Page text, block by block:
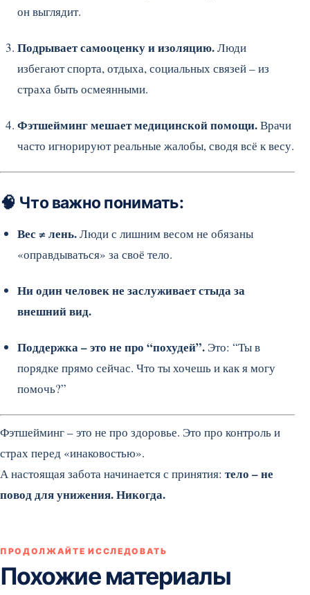
он выглядит.
Подрывает самооценку и изоляцию.Люди
избегают спорта, отдыха, социальных связей – из
страха быть осмеянными.
Фэтшейминг мешает медицинской помощи.Врачи
часто игнорируют реальные жалобы, сводя всё к весу.
🧠 Что важно понимать:
Вес ≠ лень.Люди с лишним весом не обязаны
«оправдываться» за своё тело.
Ни один человек не заслуживает стыда за
внешний вид.
Поддержка – это не про “похудей”. Это: “Ты в
порядке прямо сейчас. Что ты хочешь и как я могу
помочь?”
Фэтшейминг – это не про здоровье. Это про контроль и
страх перед «инаковостью».
А настоящая забота начинается с принятия: тело – не
повод для унижения. Никогда.
ПРОДОЛЖАЙТЕ ИССЛЕДОВАТЬ
Похожие материалы